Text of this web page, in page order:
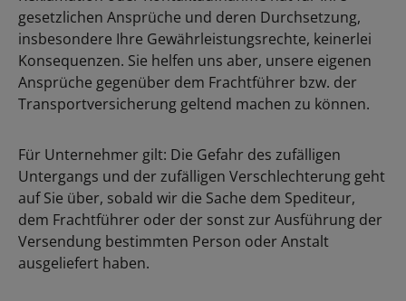
gesetzlichen Ansprüche und deren Durchsetzung,
insbesondere Ihre Gewährleistungsrechte, keinerlei
Konsequenzen. Sie helfen uns aber, unsere eigenen
Ansprüche gegenüber dem Frachtführer bzw. der
Transportversicherung geltend machen zu können.
Für Unternehmer gilt: Die Gefahr des zufälligen
Untergangs und der zufälligen Verschlechterung geht
auf Sie über, sobald wir die Sache dem Spediteur,
dem Frachtführer oder der sonst zur Ausführung der
Versendung bestimmten Person oder Anstalt
ausgeliefert haben.